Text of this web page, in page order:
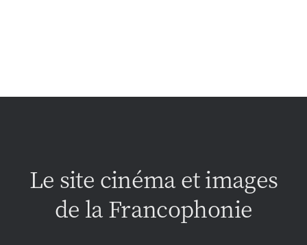
Le site cinéma et images
de la Francophonie